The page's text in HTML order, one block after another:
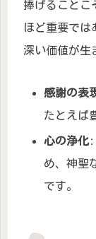
捧げることこ
ほど重要では
深い価値が生
感謝の表
たとえば
心の浄化:
め、神聖
です。